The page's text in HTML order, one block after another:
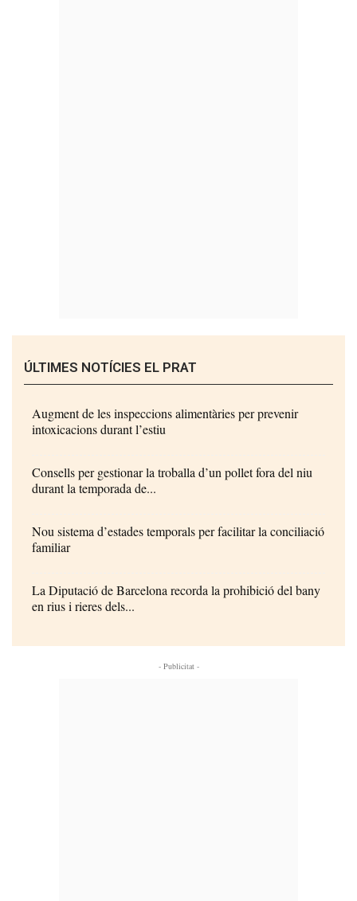
ÚLTIMES NOTÍCIES EL PRAT
Augment de les inspeccions alimentàries per prevenir
intoxicacions durant l’estiu
Consells per gestionar la troballa d’un pollet fora del niu
durant la temporada de...
Nou sistema d’estades temporals per facilitar la conciliació
familiar
La Diputació de Barcelona recorda la prohibició del bany
en rius i rieres dels...
- Publicitat -